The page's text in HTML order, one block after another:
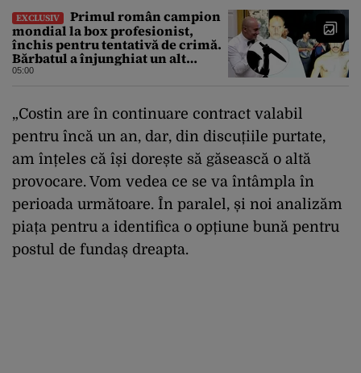
EXCLUSIV
Primul român campion
mondial la box profesionist,
închis pentru tentativă de crimă.
Bărbatul a înjunghiat un alt
interlop periculos
05:00
„Costin are în continuare contract valabil
pentru încă un an, dar, din discuțiile purtate,
am înțeles că își dorește să găsească o altă
provocare. Vom vedea ce se va întâmpla în
perioada următoare. În paralel, și noi analizăm
piața pentru a identifica o opțiune bună pentru
postul de fundaș dreapta.